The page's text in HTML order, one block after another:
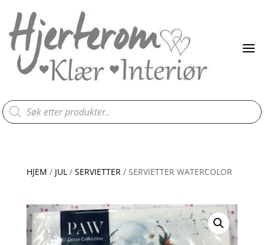
Products
search
HJEM / JUL/ SERVIETTER/ SERVIETTER WATERCOLOR